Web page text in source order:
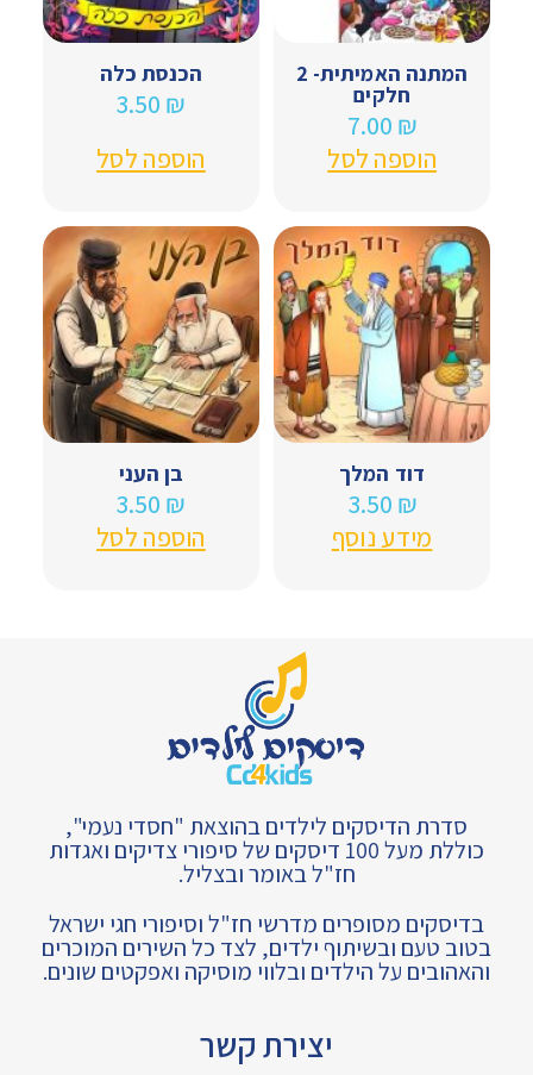
המתנה האמיתית- 2
חלקים
₪
הוספה לסל
הכנסת כלה
₪
הוספה לסל
דוד המלך
₪
מידע נוסף
בן העני
₪
הוספה לסל
סדרת הדיסקים לילדים בהוצאת "חסדי נעמי",
כוללת מעל 100 דיסקים של סיפורי צדיקים ואגדות
חז"ל באומר ובצליל.
בדיסקים מסופרים מדרשי חז"ל וסיפורי חגי ישראל
בטוב טעם ובשיתוף ילדים, לצד כל השירים המוכרים
והאהובים על הילדים ובלווי מוסיקה ואפקטים שונים.
יצירת קשר